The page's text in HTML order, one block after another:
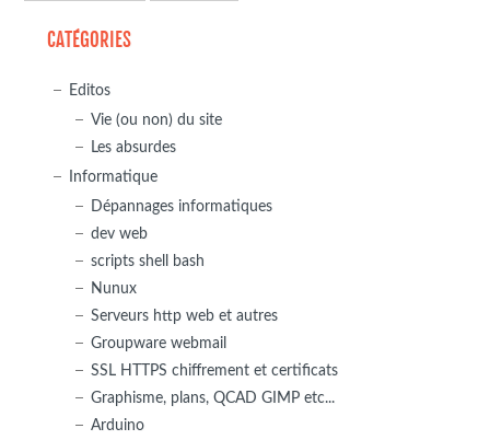
CATÉGORIES
Editos
Vie (ou non) du site
Les absurdes
Informatique
Dépannages informatiques
dev web
scripts shell bash
Nunux
Serveurs http web et autres
Groupware webmail
SSL HTTPS chiffrement et certificats
Graphisme, plans, QCAD GIMP etc...
Arduino